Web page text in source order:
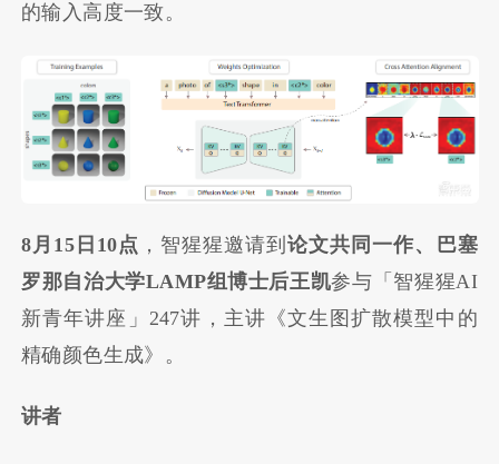
的输入高度一致。
8月15日10点 ，智猩猩邀请到论文共同一作、 巴塞
罗那自治大学LAMP组博士后王凯参与「智猩猩AI
新青年讲座」247讲，主讲《文生图扩散模型中的
精确颜色生成》。
讲者